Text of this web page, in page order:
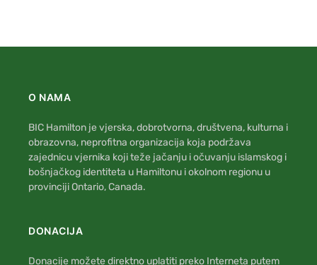
O NAMA
BIC Hamilton je vjerska, dobrotvorna, društvena, kulturna i
obrazovna, neprofitna organizacija koja podržava
zajednicu vjernika koji teže jačanju i očuvanju islamskog i
bošnjačkog identiteta u Hamiltonu i okolnom regionu u
provinciji Ontario, Canada.
DONACIJA
Donacije možete direktno uplatiti preko Interneta putem